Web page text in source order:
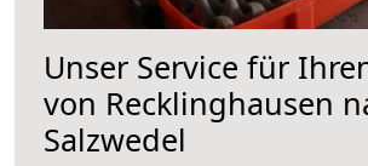
Unser Service für
von Recklinghausen
Salzwedel